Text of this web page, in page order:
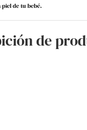
de tu bebé.
de